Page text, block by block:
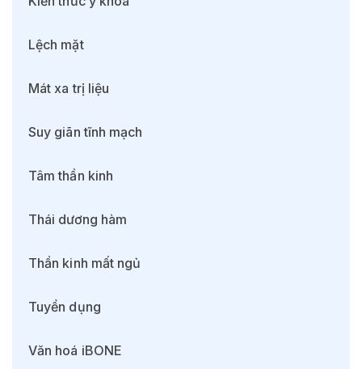
Lệch mặt
Mát xa trị liệu
Suy giãn tĩnh mạch
Tâm thần kinh
Thái dương hàm
Thần kinh mất ngủ
Tuyển dụng
Văn hoá iBONE